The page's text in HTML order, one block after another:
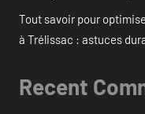
Tout savoir pour
à Trélissac : astuces
Recent